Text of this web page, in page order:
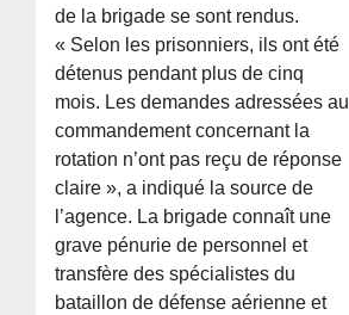
de la brigade se sont rendus.
« Selon les prisonniers, ils ont été
détenus pendant plus de cinq
mois. Les demandes adressées au
commandement concernant la
rotation n’ont pas reçu de réponse
claire », a indiqué la source de
l’agence. La brigade connaît une
grave pénurie de personnel et
transfère des spécialistes du
bataillon de défense aérienne et